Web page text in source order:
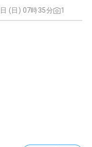
(日) 07時35分 1